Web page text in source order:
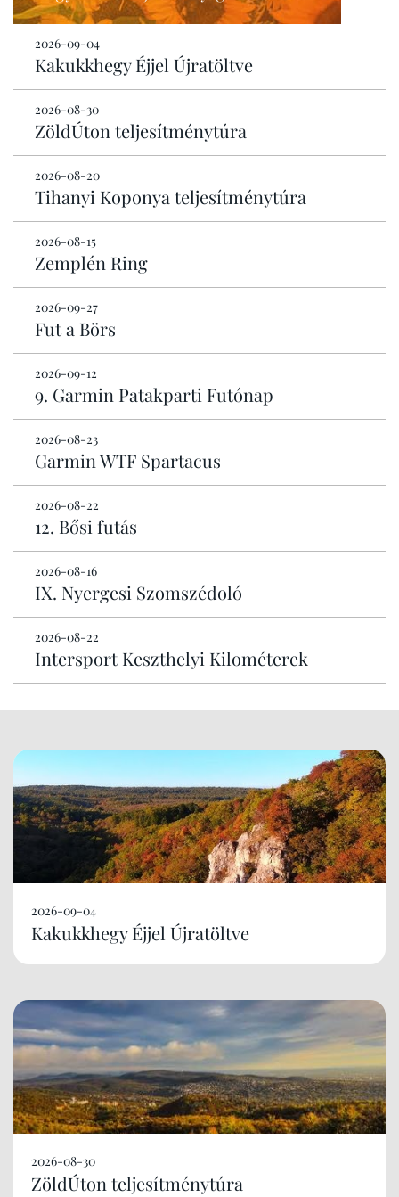
2026-09-04
Kakukkhegy Éjjel Újratöltve
2026-08-30
ZöldÚton teljesítménytúra
2026-08-20
Tihanyi Koponya teljesítménytúra
2026-08-15
Zemplén Ring
2026-09-27
Fut a Börs
2026-09-12
9. Garmin Patakparti Futónap
2026-08-23
Garmin WTF Spartacus
2026-08-22
12. Bősi futás
2026-08-16
IX. Nyergesi Szomszédoló
2026-08-22
Intersport Keszthelyi Kilométerek
2026-09-04
Kakukkhegy Éjjel Újratöltve
2026-08-30
ZöldÚton teljesítménytúra